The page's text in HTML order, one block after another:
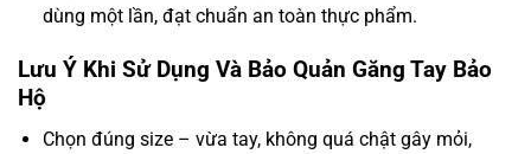
dùng một lần, đạt chuẩn an toàn thực phẩm.
Lưu Ý Khi Sử Dụng Và Bảo Quản Găng Tay Bảo
Hộ
Chọn đúng size – vừa tay, không quá chật gây mỏi,